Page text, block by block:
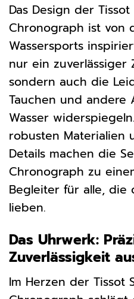
Das Design der
Chronograph ist von
Wassersports
nur ein zuverlässiger
sondern auch die
Tauchen und
Wasser
robusten Materialien
Details machen die
Chronograph zu
Begleiter für alle, die
lieben.
Das Uhrwerk:
Zuverlässigkeit
Im Herzen der Tissot